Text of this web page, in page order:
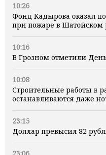
10:26
Фонд Кадырова оказал
при пожаре в Шатойском
10:16
В Грозном отметили
10:08
Строительные работы в
останавливаются даже
23:15
Доллар превысил 82
23:06